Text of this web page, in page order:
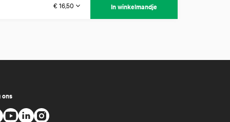
€ 16,50 In winkelmandje
ons